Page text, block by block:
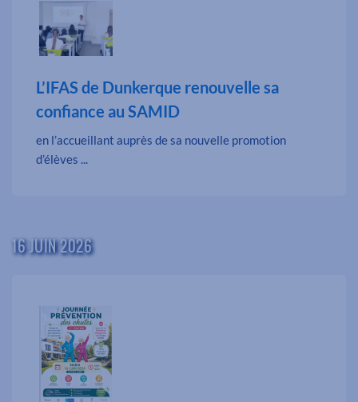
L’IFAS de Dunkerque renouvelle sa
confiance au SAMID
en l’accueillant auprès de sa nouvelle promotion
d’élèves ...
16 JUIN 2026